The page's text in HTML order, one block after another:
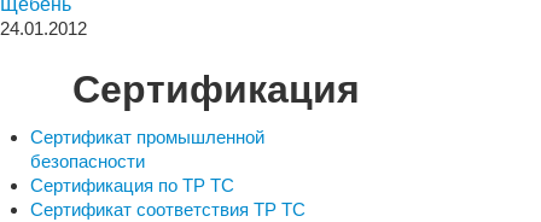
Щебень
24.01.2012
Сертификация
Сертификат промышленной
безопасности
Сертификация по ТР ТС
Сертификат соответствия ТР ТС